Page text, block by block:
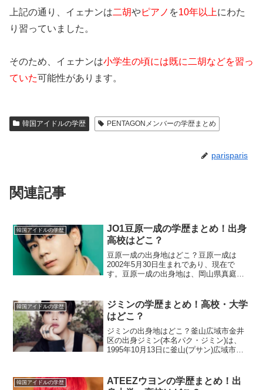
上記の通り、イェナンは二胡やピアノ を10年以上にわた
り習っていました。
そのため、イェナンは小学生の頃には既に二胡などを習っ
ていた可能性があります。
韓国アイドルの学歴 PENTAGONメンバーの学歴まとめ
parisparis
関連記事
韓国アイドルの学歴
JO1豆原一成の学歴まとめ！出身
高校はどこ？
豆原一成の出身地はどこ？豆原一成は
2002年5月30日生まれであり、現在で
す。豆原一成の出身地は、岡山県真庭市
一成の両親は、『PRODUCE101
JAPAN』の会...
韓国アイドルの学歴
ジミンの学歴まとめ！高校・大学
はどこ？
ジミンの出身地はどこ？釜山広域市金井
区の出身ジミン(本名パク・ジミン)は、
1995年10月13日に釜山(プサン)広域市金
の都市です。金融センターとして、金融
業の主...
韓国アイドルの学歴
ATEEZウヨンの学歴まとめ！出